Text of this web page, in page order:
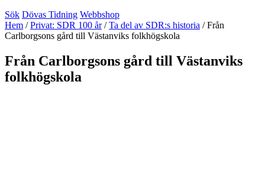
Sök Dövas Tidning Webbshop
Hem /Privat: SDR 100 år/Ta del av SDR:s historia /Från
Carlborgsons gård till Västanviks folkhögskola
Från Carlborgsons gård till Västanviks
folkhögskola